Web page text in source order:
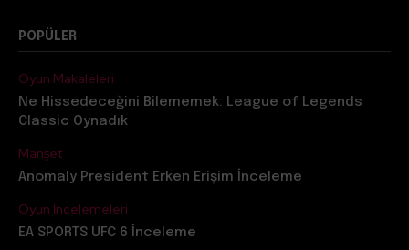
POPÜLER
Oyun Makaleleri
Ne Hissedeceğini Bilememek: League of Legends
Classic Oynadık
Manşet
Anomaly President Erken Erişim İnceleme
Oyun İncelemeleri
EA SPORTS UFC 6 İnceleme